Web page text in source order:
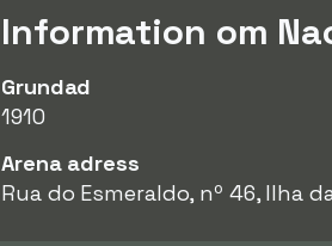
Information om
Grundad
1910
Arena adress
Rua do Esmeraldo, nº 46, Ilha